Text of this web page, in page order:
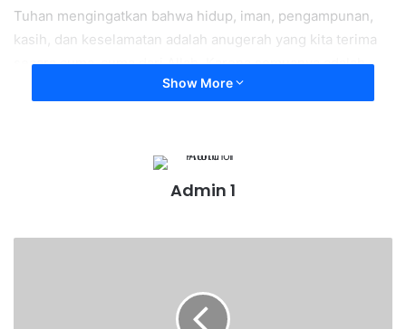
Tuhan mengingatkan bahwa hidup, iman, pengampunan,
kasih, dan keselamatan adalah anugerah yang kita terima
secara cuma-cuma dari Allah. Karena semuanya adalah
pemberian, maka kita pun dipanggil untuk membagikannya
Show More
Admin 1